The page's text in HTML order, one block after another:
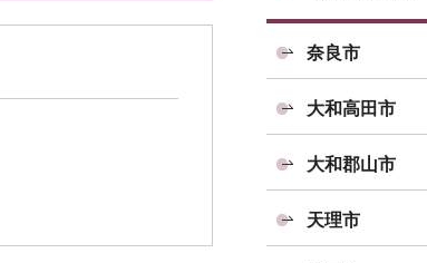
奈良市
大和高田市
大和郡山市
天理市